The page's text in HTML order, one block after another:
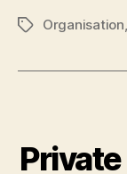
Schlagwörter
Organisation